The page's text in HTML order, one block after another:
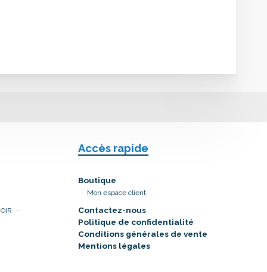
Accès rapide
Boutique
Mon espace client
Contactez-nous
Politique de confidentialité
Conditions générales de vente
Mentions légales